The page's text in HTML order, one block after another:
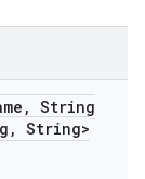
, String
, String>